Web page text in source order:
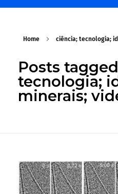
Home ciência; tecnologia;
Posts
tecnologia;
minerais;